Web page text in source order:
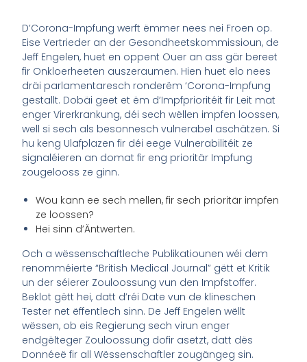
D’Corona-Impfung werft ëmmer nees nei Froen op.
Eise Vertrieder an der Gesondheetskommissioun, de
Jeff Engelen, huet en oppent Ouer an ass gär bereet
fir Onkloerheeten auszeraumen. Hien huet elo nees
dräi parlamentaresch ronderëm ‘Corona-Impfung
gestallt. Dobäi geet et ëm d’Impfprioritéit fir Leit mat
enger Virerkrankung, déi sech wëllen impfen loossen,
well si sech als besonnesch vulnerabel aschätzen. Si
hu keng Ulafplazen fir déi eege Vulnerabilitéit ze
signaléieren an domat fir eng prioritär Impfung
zougelooss ze ginn.
Wou kann ee sech mellen, fir sech prioritär impfen
ze loossen?
Hei sinn d’Äntwerten.
Och a wëssenschaftleche Publikatiounen wéi dem
renomméierte “British Medical Journal” gëtt et Kritik
un der séierer Zouloossung vun den Impfstoffer.
Beklot gëtt hei, datt d’réi Date vun de klineschen
Tester net ëffentlech sinn. De Jeff Engelen wëllt
wëssen, ob eis Regierung sech virun enger
endgëlteger Zouloossung dofir asetzt, datt dës
Donnéeë fir all Wëssenschaftler zougängeg sin.